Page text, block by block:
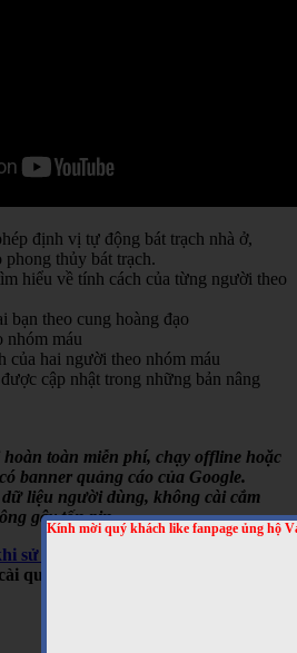
Kính mời quý khách like fanpage ủng hộ
định vị tự động bát trạch nhà ở,
phong thủy bát trạch.
hiểu về tính cách của từng người theo
bạn theo cung hoàng đạo
nhóm máu
của hai người theo nhóm máu
cập nhật trong những bản nâng
toàn miễn phí, chạy offline hoặc
banner quảng cáo của Google.
liệu người dùng, không cài cắm
gây tốn pin,...
sử dụng cho Android, trên Google
qua mã QRCODE sau